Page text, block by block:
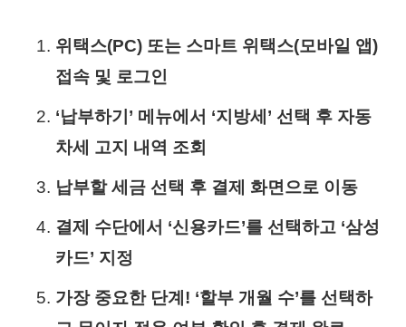
위택스(PC) 또는 스마트 위택스(모바일 앱)
접속 및 로그인
‘납부하기’ 메뉴에서 ‘지방세’ 선택 후 자동
차세 고지 내역 조회
납부할 세금 선택 후 결제 화면으로 이동
결제 수단에서 ‘신용카드’를 선택하고 ‘삼성
카드’ 지정
가장 중요한 단계! ‘할부 개월 수’를 선택하